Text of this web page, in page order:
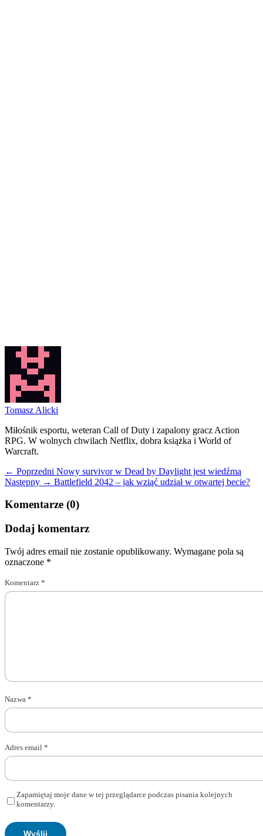
Tomasz Alicki
Miłośnik esportu, weteran Call of Duty i zapalony gracz Action
RPG. W wolnych chwilach Netflix, dobra książka i World of
Warcraft.
← Poprzedni Nowy survivor w Dead by Daylight jest wiedźmą
Następny → Battlefield 2042 – jak wziąć udział w otwartej becie?
Komentarze (0)
Dodaj komentarz
Twój adres email nie zostanie opublikowany. Wymagane pola są
oznaczone *
Komentarz *
Nazwa *
Adres email *
Zapamiętaj moje dane w tej przeglądarce podczas pisania kolejnych
komentarzy.